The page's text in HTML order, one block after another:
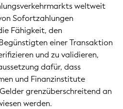
weltweit
Sofortzahlungen
Fähigkeit, den
einer Transaktion
und zu validieren,
dafür, dass
und Finanzinstitute
grenzüberschreitend an
werden.